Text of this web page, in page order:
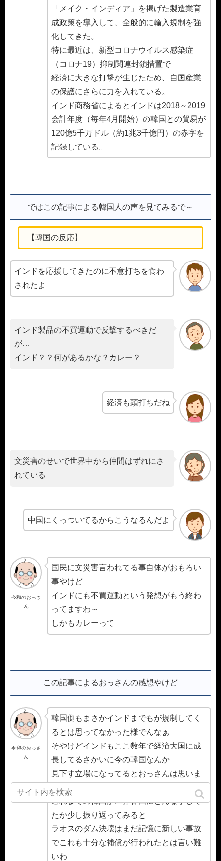
「メイク・インディア」を掲げた製造業育
成政策を導入して、全般的に輸入規制を強
化してきた。
特に最近は、新型コロナウイルス感染症
（コロナ19）抑制関連封鎖措置で
経済に大きな打撃が生じたため、自国産業
の保護にさらに力を入れている。
インド商務省によるとインドは2018～2019
会計年度（毎年4月開始）の韓国との貿易が
120億5千万ドル（約1兆3千億円）の赤字を
記録している。
ではこの記事による韓国人の声を見てみるで～
【韓国の反応】
インドを応援してきたのに不意打ちを食わ
されたよ
インド製品の不買運動で反撃するべきだ
が…
インド？？何があるかな？カレー？
経済も頭打ちだね
文災害のせいで世界中から仲間はずれにさ
れている
中国にくっついてるからこうなるんだよ
令和のおっさ
ん
国民に文災害言われてる事自体がおもろい
事やけど
インドにも不買運動という発想がもう終わ
ってますわ～
しかもカレーって
この記事によるおっさんの感想やけど
令和のおっさ
ん
韓国側もまさかインドまでもが規制してく
るとは思ってなかった様でんなぁ
そやけどインドもここ数年で経済大国に成
長してるさかいに今の韓国なんか
見下す立場になってるとおっさんは思いま
すわ
これまでの韓国が世界各国にどんな事して
たか少し振り返ってみると
ラオスのダム決壊はまだ記憶に新しい事故
でこれも十分な補償が行われたとは言い難
いわ